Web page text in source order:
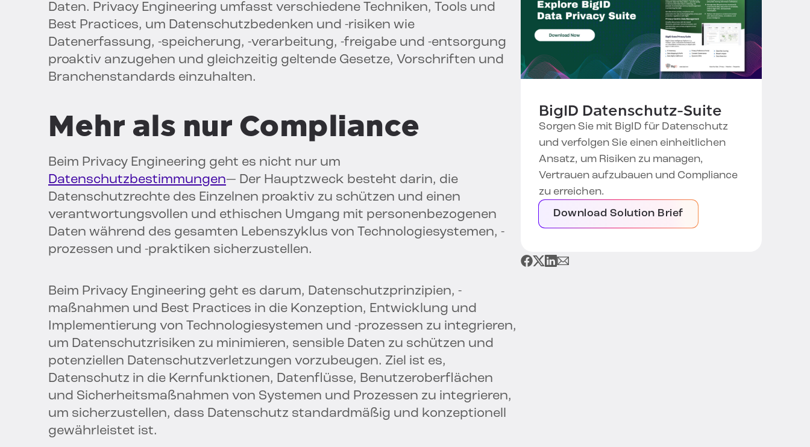
Daten. Privacy Engineering umfasst verschiedene Techniken, Tools und
Best Practices, um Datenschutzbedenken und -risiken wie
Datenerfassung, -speicherung, -verarbeitung, -freigabe und -entsorgung
proaktiv anzugehen und gleichzeitig geltende Gesetze, Vorschriften und
Branchenstandards einzuhalten.
Mehr als nur Compliance
Beim Privacy Engineering geht es nicht nur um
Datenschutzbestimmungen— Der Hauptzweck besteht darin, die
Datenschutzrechte des Einzelnen proaktiv zu schützen und einen
verantwortungsvollen und ethischen Umgang mit personenbezogenen
Daten während des gesamten Lebenszyklus von Technologiesystemen, -
prozessen und -praktiken sicherzustellen.
Beim Privacy Engineering geht es darum, Datenschutzprinzipien, -
maßnahmen und Best Practices in die Konzeption, Entwicklung und
Implementierung von Technologiesystemen und -prozessen zu integrieren,
um Datenschutzrisiken zu minimieren, sensible Daten zu schützen und
potenziellen Datenschutzverletzungen vorzubeugen. Ziel ist es,
Datenschutz in die Kernfunktionen, Datenflüsse, Benutzeroberflächen
und Sicherheitsmaßnahmen von Systemen und Prozessen zu integrieren,
um sicherzustellen, dass Datenschutz standardmäßig und konzeptionell
gewährleistet ist.
BigID Datenschutz-Suite
Sorgen Sie mit BigID für Datenschutz
und verfolgen Sie einen einheitlichen
Ansatz, um Risiken zu managen,
Vertrauen aufzubauen und Compliance
zu erreichen.
Download Solution Brief